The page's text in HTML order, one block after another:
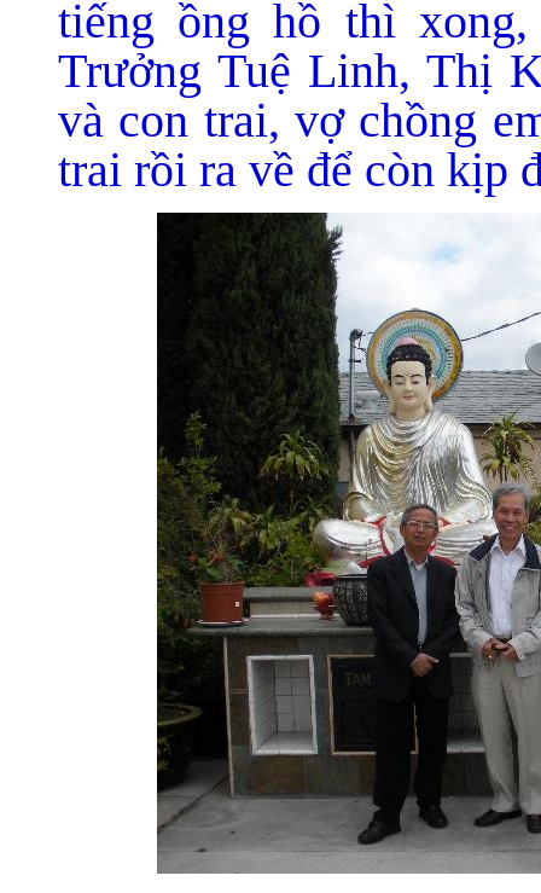
tiếng ồng hồ thì
Trưởng Tuệ Linh, Thị
và con trai, vợ chồng
trai rồi ra về để còn kịp